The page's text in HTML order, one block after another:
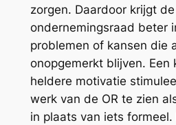
zorgen. Daardoor krijgt de
ondernemingsraad beter
problemen of kansen die
onopgemerkt blijven. Een
heldere motivatie
werk van de OR te zien
in plaats van iets